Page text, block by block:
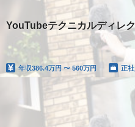
YouTubeテクニカルディレ
年収386.4万円 〜 560万円 正社